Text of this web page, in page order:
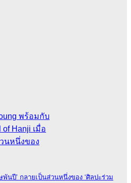
พันปี’ กลายเป็นส่วนหนึ่งของ ‘ศิลปะร่วม